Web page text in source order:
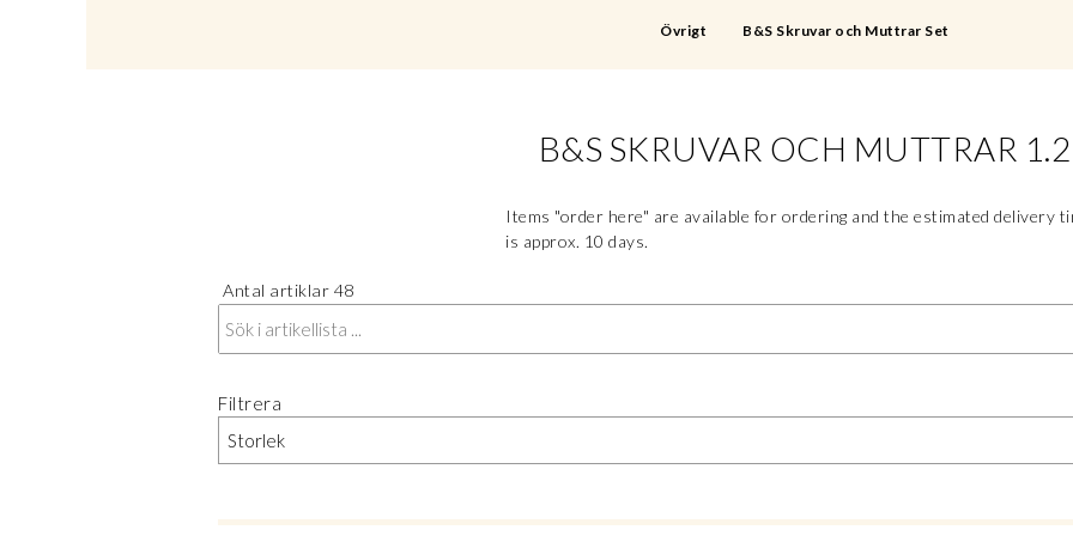
Övrigt B&S Skruvar och Muttrar Set
B&S SKRUVAR OCH MUTTRAR 1.2
Items "order here" are available for ordering and the estimated delivery
is approx. 10 days.
Antal artiklar 48
Filtrera